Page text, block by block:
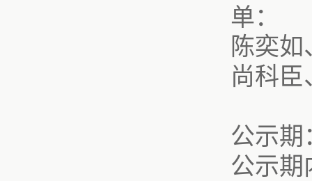
单：
陈奕如
尚科臣
公示期
公示期